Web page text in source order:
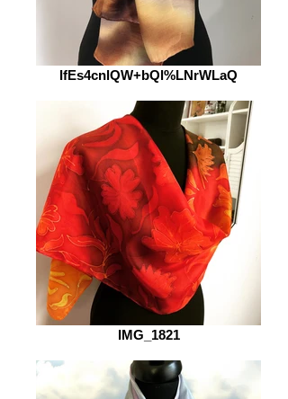
IfEs4cnlQW+bQl%LNrWLaQ
IMG_1821